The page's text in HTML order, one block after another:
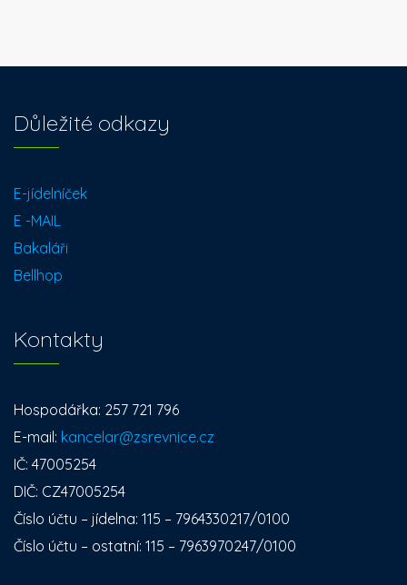
Důležité odkazy
E-jídelníček
E -MAIL
Bakaláři
Bellhop
Kontakty
Hospodářka: 257 721 796
E-mail: kancelar@zsrevnice.cz
IČ: 47005254
DIČ: CZ47005254
Číslo účtu – jídelna: 115 – 7964330217/0100
Číslo účtu – ostatní: 115 – 7963970247/0100